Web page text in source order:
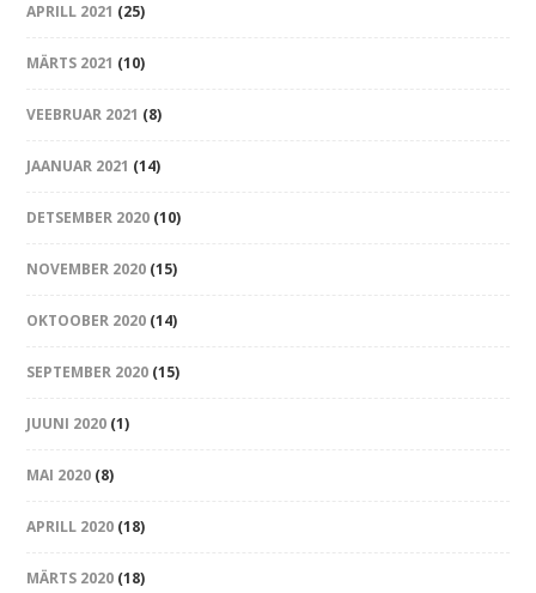
APRILL 2021 (25)
MÄRTS 2021 (10)
VEEBRUAR 2021 (8)
JAANUAR 2021 (14)
DETSEMBER 2020 (10)
NOVEMBER 2020 (15)
OKTOOBER 2020 (14)
SEPTEMBER 2020 (15)
JUUNI 2020 (1)
MAI 2020 (8)
APRILL 2020 (18)
MÄRTS 2020 (18)